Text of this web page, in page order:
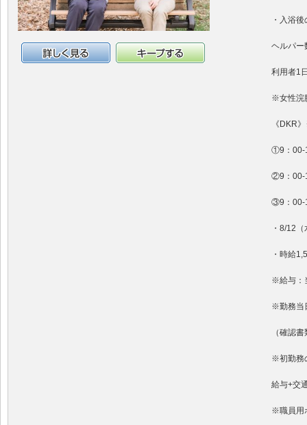
・入浴
ヘルパー
利用者1
※女性浣
《DKR
①9：00-
②9：00-
③9：00-
・8/12
・時給
※給与：
※勤務当
（確認
※初勤務
給与+交
※職員用